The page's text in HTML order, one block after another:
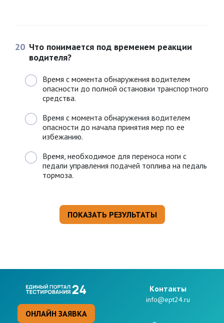
20 Что понимается под временем реакции
водителя?
Время с момента обнаружения водителем
опасности до полной остановки транспортного
средства.
Время с момента обнаружения водителем
опасности до начала принятия мер по ее
избежанию.
Время, необходимое для переноса ноги с
педали управления подачей топлива на педаль
тормоза.
ОНЛАЙН ЗАЯВКА
Kонтакты
info@ept24.ru